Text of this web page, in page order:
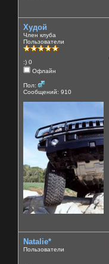
Худой
Член клуба
Пользователи
:) 0
Офлайн
Пол:
Сообщений: 910
Natalie*
Пользователи